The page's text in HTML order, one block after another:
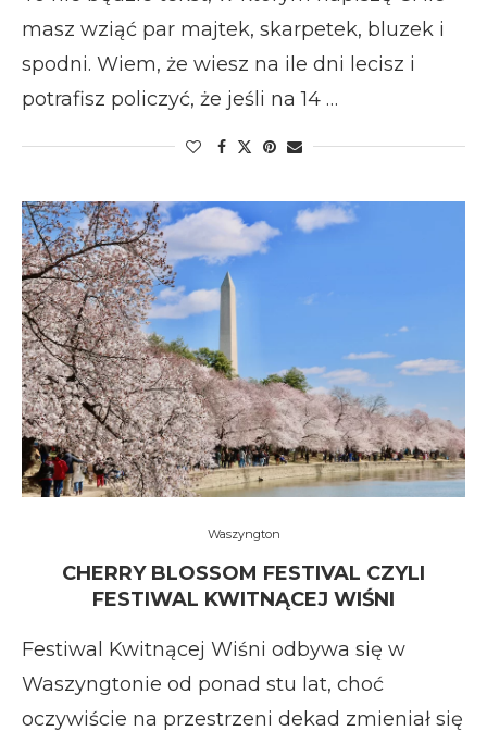
masz wziąć par majtek, skarpetek, bluzek i
spodni. Wiem, że wiesz na ile dni lecisz i
potrafisz policzyć, że jeśli na 14 …
Waszyngton
CHERRY BLOSSOM FESTIVAL CZYLI
FESTIWAL KWITNĄCEJ WIŚNI
Festiwal Kwitnącej Wiśni odbywa się w
Waszyngtonie od ponad stu lat, choć
oczywiście na przestrzeni dekad zmieniał się